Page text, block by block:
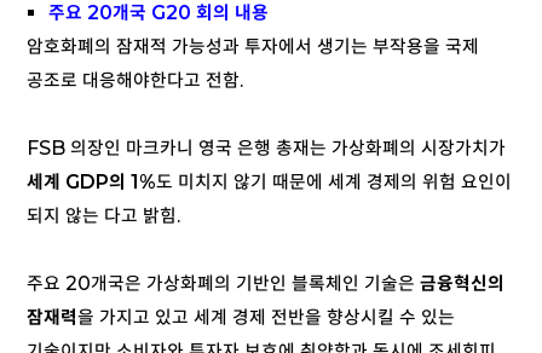
주요 20개국 G20 회의 내용
암호화폐의 잠재적 가능성과 투자에서 생기는 부작용을 국제
공조로 대응해야한다고 전함.
FSB 의장인 마크카니 영국 은행 총재는 가상화폐의 시장가치가
세계 GDP의 1%도 미치지 않기 때문에 세계 경제의 위험 요인이
되지 않는 다고 밝힘.
주요 20개국은 가상화폐의 기반인 블록체인 기술은 금융혁신의
잠재력을 가지고 있고 세계 경제 전반을 향상시킬 수 있는